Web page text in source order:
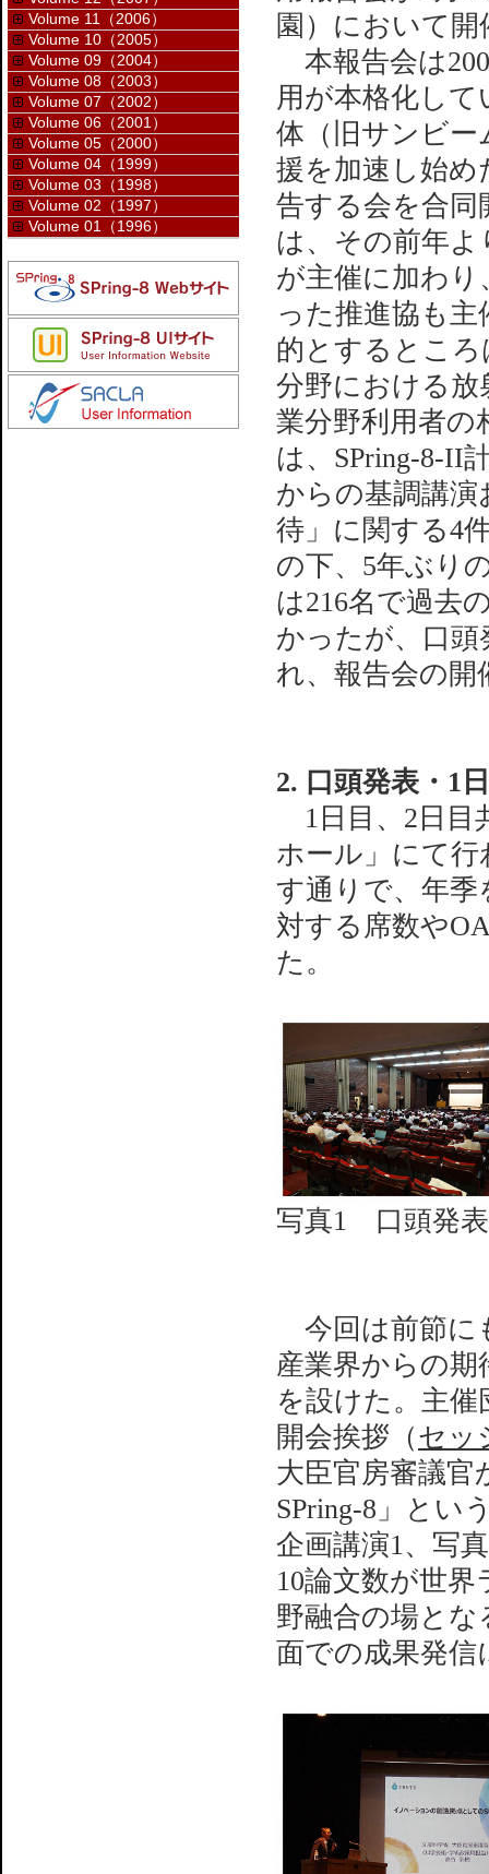
園）において
本報告会は
用が本格化し
体（旧サンビー
援を加速し始め
告する会を合同
は、その前年よ
が主催に加わ
った推進協も
的とするとこ
分野における放
業分野利用者の
は、SPring-8-II
からの基調講演
待」に関する4
の下、5年ぶり
は216名で過去
かったが、口
れ、報告会の
2. 口頭発表・1
1日目、2日目
ホール」にて行
す通りで、年
対する席数や
た。
写真1 口頭発
今回は前節に
産業界からの
を設けた。主催
開会挨拶（セッ
大臣官房審議
SPring-8」とい
企画講演1、写
10論文数が世
野融合の場とな
面での成果発
Volume 11（2006）
Volume 10（2005）
Volume 09（2004）
Volume 08（2003）
Volume 07（2002）
Volume 06（2001）
Volume 05（2000）
Volume 04（1999）
Volume 03（1998）
Volume 02（1997）
Volume 01（1996）